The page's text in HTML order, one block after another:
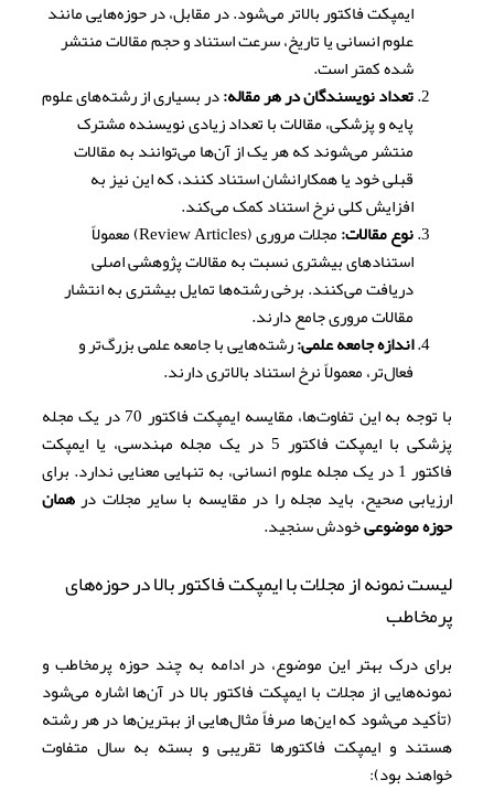
ایمپکت فاکتور بالاتر می‌شود. در مقابل، در حوزه‌هایی مانند
علوم انسانی یا تاریخ، سرعت استناد و حجم مقالات منتشر
شده کمتر است.
تعداد نویسندگان در هر مقاله:در بسیاری از رشته‌های علوم
پایه و پزشکی، مقالات با تعداد زیادی نویسنده مشترک
منتشر می‌شوند که هر یک از آن‌ها می‌توانند به مقالات
قبلی خود یا همکارانشان استناد کنند، که این نیز به
افزایش کلی نرخ استناد کمک می‌کند.
نوع مقالات:
مجلات مروری (Review Articles) معمولاً
استنادهای بیشتری نسبت به مقالات پژوهشی اصلی
دریافت می‌کنند. برخی رشته‌ها تمایل بیشتری به انتشار
مقالات مروری جامع دارند.
اندازه جامعه علمی:رشته‌هایی با جامعه علمی بزرگ‌تر و
فعال‌تر، معمولاً نرخ استناد بالاتری دارند.
با توجه به این تفاوت‌ها، مقایسه ایمپکت فاکتور 70 در یک مجله
پزشکی با ایمپکت فاکتور 5 در یک مجله مهندسی، یا ایمپکت
فاکتور 1 در یک مجله علوم انسانی، به تنهایی معنایی ندارد. برای
ارزیابی صحیح، باید مجله را در مقایسه با سایر مجلات درهمان
حوزه موضوعیخودش سنجید.
لیست نمونه از مجلات با ایمپکت فاکتور بالا در حوزه‌های
پرمخاطب
برای درک بهتر این موضوع، در ادامه به چند حوزه پرمخاطب و
نمونه‌هایی از مجلات با ایمپکت فاکتور بالا در آن‌ها اشاره می‌شود
(تأکید می‌شود که این‌ها صرفاً مثال‌هایی از بهترین‌ها در هر رشته
هستند و ایمپکت فاکتورها تقریبی و بسته به سال متفاوت
خواهند بود):